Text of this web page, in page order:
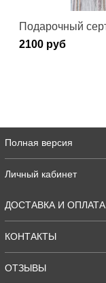
Подарочный
2100 руб
Полная версия
Личный кабинет
ДОСТАВКА И ОПЛАТА
КОНТАКТЫ
ОТЗЫВЫ